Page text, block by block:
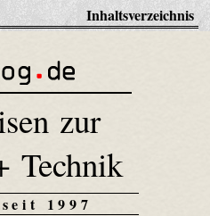
Inhaltsverzeichnis
zur
Technik
1997